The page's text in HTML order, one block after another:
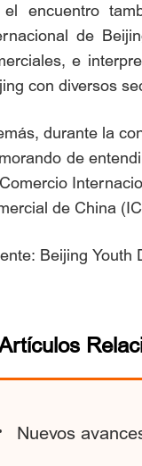
encuentro
de
e
con diversos
durante la
de
de China
Beijing Youth
Nuevos